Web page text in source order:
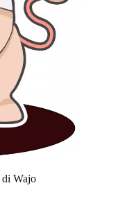
di Wajo